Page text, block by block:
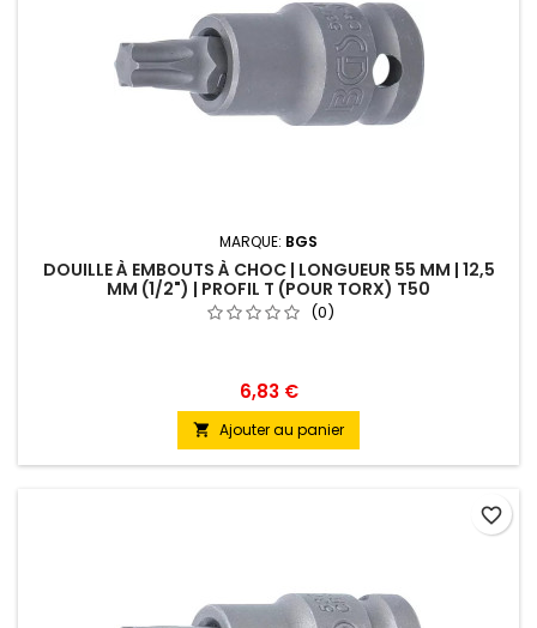
MARQUE: BGS
DOUILLE À EMBOUTS À CHOC | LONGUEUR 55 MM | 12,5
MM (1/2") | PROFIL T (POUR TORX) T50
(0)
6,83 €
 Ajouter au panier
favorite_border